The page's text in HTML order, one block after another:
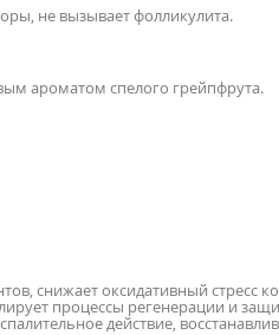
не вызывает фолликулита.
ароматом спелого грейпфрута.
снижает оксидативный стресс
процессы регенерации и
действие,